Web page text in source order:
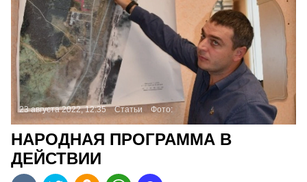
23 августа 2022, 12:35 Статьи Фото:
НАРОДНАЯ ПРОГРАММА В
ДЕЙСТВИИ